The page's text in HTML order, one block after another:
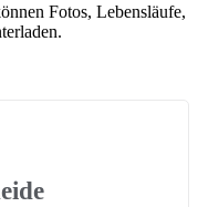
Fotos, Lebensläufe,